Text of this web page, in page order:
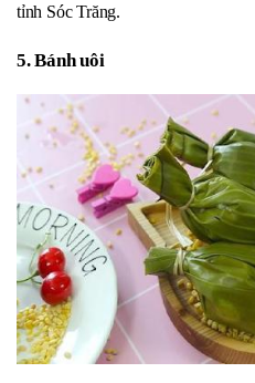
tỉnh Sóc Trăng.
5. Bánh uôi